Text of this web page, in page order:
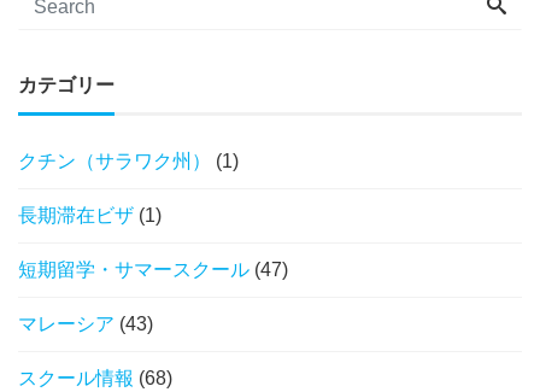
カテゴリー
クチン（サラワク州） (1)
長期滞在ビザ (1)
短期留学・サマースクール (47)
マレーシア (43)
スクール情報 (68)